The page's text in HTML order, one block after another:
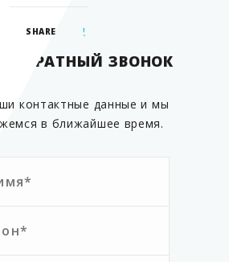
SHARE
ОБРАТНЫЙ ЗВОНОК
контактные данные и мы
в ближайшее время.